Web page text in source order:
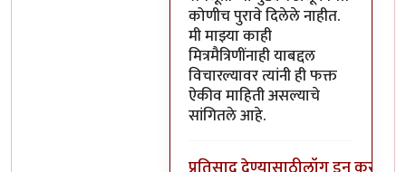
कोणीच पुरावे दिलेले नाहीत.
मी माझ्या काही
मित्रमैत्रिणींनाही याबद्दल
विचारल्यावर त्यांनी ही फक्त
ऐकीव माहिती असल्याचे
सांगितले आहे.